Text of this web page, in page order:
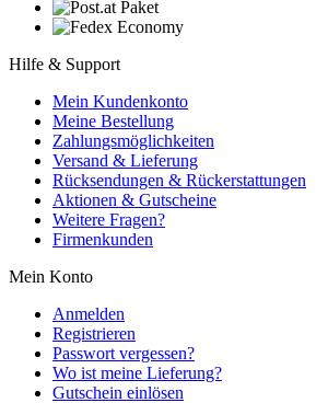
Hilfe & Support
Mein Kundenkonto
Meine Bestellung
Zahlungsmöglichkeiten
Versand & Lieferung
Rücksendungen & Rückerstattungen
Aktionen & Gutscheine
Weitere Fragen?
Firmenkunden
Mein Konto
Anmelden
Registrieren
Passwort vergessen?
Wo ist meine Lieferung?
Gutschein einlösen